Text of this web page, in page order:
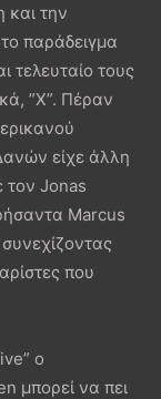
και την
παράδειγμα
τελευταίο τους
”X”. Πέραν
είχε άλλη
τον Jonas
Marcus
που
ο
μπορεί να πει